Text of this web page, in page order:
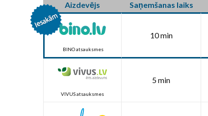
Aizdevējs Saņemšanas laiks
BINO atsauksmes
10 min
VIVUS atsauksmes
5 min